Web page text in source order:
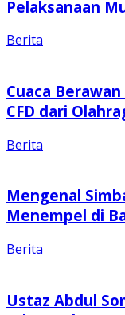
Pelaksanaan
Berita
Cuaca
CFD dari
Berita
Mengenal
Menempel di
Berita
Ustaz Abdul